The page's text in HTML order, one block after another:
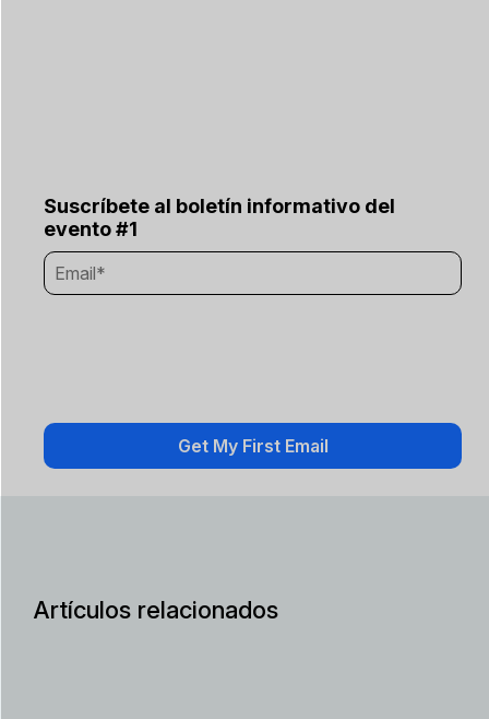
Suscríbete al boletín informativo del
evento #1
Artículos relacionados